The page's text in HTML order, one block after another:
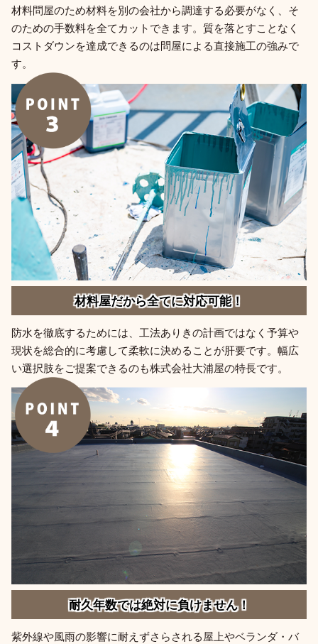
材料問屋のため材料を別の会社から調達する必要がなく、そ
のための手数料を全てカットできます。質を落とすことなく
コストダウンを達成できるのは問屋による直接施工の強みで
す。
材料屋だから全てに対応可能！
防水を徹底するためには、工法ありきの計画ではなく予算や
現状を総合的に考慮して柔軟に決めることが肝要です。幅広
い選択肢をご提案できるのも株式会社大浦屋の特長です。
耐久年数では絶対に負けません！
紫外線や風雨の影響に耐えずさらされる屋上やベランダ・バ